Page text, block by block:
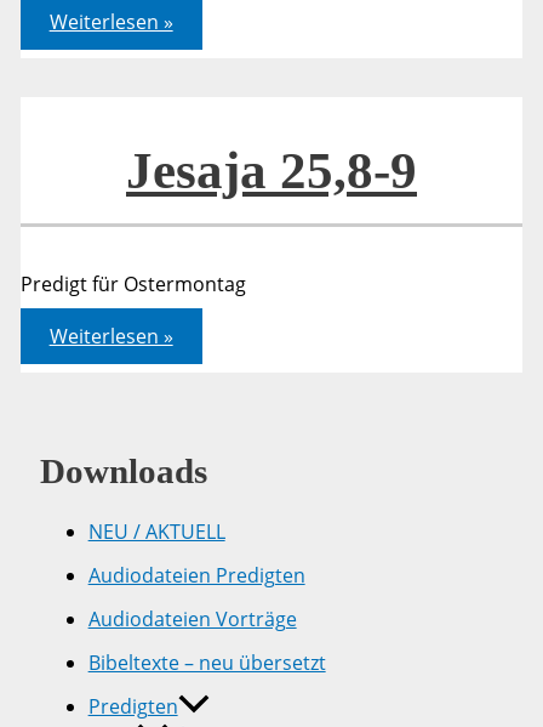
Jesaja
25,8-
9
Weiterlesen »
Jesaja 25,8-9
Predigt für Ostermontag
Jesaja
25,8-
9
Weiterlesen »
Downloads
NEU / AKTUELL
Audiodateien Predigten
Audiodateien Vorträge
Bibeltexte – neu übersetzt
Predigten